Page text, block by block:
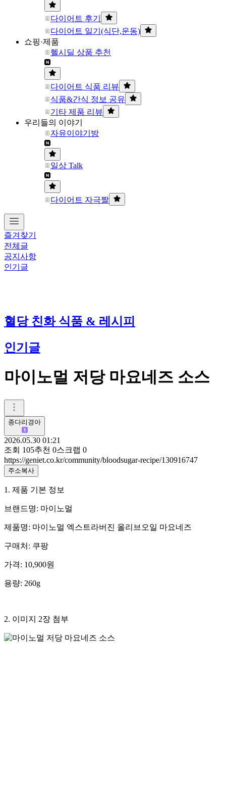
다이어트 후기
다이어트 일기(식단,운동)
쇼핑·제품
헬시딜 상품 추천
다이어트 식품 리뷰
식품&간식 정보 공유
기타 제품 리뷰
우리들의 이야기
자유이야기방
일상 Talk
다이어트 자극짤
즐겨찾기
전체글
공지사항
인기글
혈당 친화 식품 & 레시피
인기글
마이노멀 저당 마요네즈 소스
종다리경아
2026.05.30 01:21
조회 105추천 0스크랩 0
https://geniet.co.kr/community/bloodsugar-recipe/130916747
주소복사
1. 제품 기본 정보
브랜드명: 마이노멀
제품명: 마이노멀 엑스트라버진 올리브오일 마요네즈
구매처: 쿠팡
가격: 10,900원
용량: 260g
2. 이미지 2장 첨부